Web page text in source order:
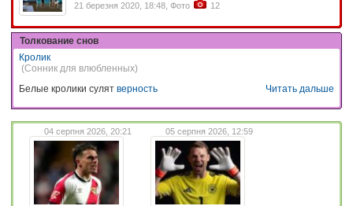
21 березня 2020, 18:48, Фото 12
Толкование снов
Кролик
(Сонник для влюбленных)
Белые кролики сулят верность Читать дальше
04 серпня 2026, 20:21 05 серпня 2026, 12:59